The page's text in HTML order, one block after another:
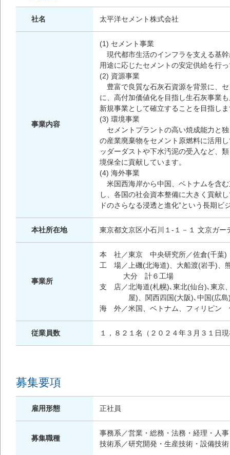
社名 太平洋セメント株式会社
事業内容
(1) セメント事業
現代都市生活のインフラを支える基
用途に応じたセメントの安定供給を行
(2) 資源事業
豊富で良質な石灰石資源を背景に、
に、高付加価値化を目指し生石灰事業
新規事業として確立することを目指し
(3) 環境事業
セメントプラントの高い焼成能力と
の産業廃棄物をセメント原燃料に活用
ッダーダストや下水汚泥の受入など、
境保全に貢献しています。
(4) 海外事業
米国西海岸から中国、ベトナムを含
し、各国の社会資本整備に大きく貢献
ドのさらなる浸透と進化”という長期
本社所在地 東京都文京区小石川１-１－１ 文京ガ
事業所
本 社／東京 中央研究所／佐倉(千葉)
工 場／上磯(北海道)、大船渡(岩手)、
大分 計６工場
支 店／北海道(札幌)､東北(仙台)､東京
屋)、関西四国(大阪)､中国(広島)
海 外／米国、ベトナム、フィリピン
従業員数 １，８２１名（２０２４年３月３１日
募集要項
雇用形態 正社員
募集職種
事務系／営業・総務・法務・経理・人
技術系／研究開発・生産技術・設備技